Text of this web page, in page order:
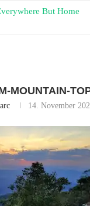
MOUNTAIN-
14. November